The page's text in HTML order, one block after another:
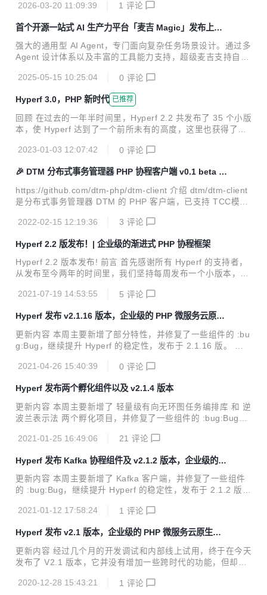
但当它进入企业，真正的麻烦才开始：数据散落在员工个人账
风险动作也没有守门机制。 超级麦吉，就是企业级的 OpenCl
aw。它要解决的不是「养一只 AI 助理」，而是「养一支 AI
军队」——在企业内部的网络、权限与合规体系下，给每一位
员工配备安全可控的全自主 Agentic 能力。 今天，超级麦吉
3.0 正式开源。 一个平台，覆...
2026-03-20 11:09:39 1 评论
首个开源一站式 AI 生产力平台「麦吉 Magic」发布上
线！
强大的通用型 AI Agent，专门面向复杂任务场景设计。通过多
Agent 设计体系以及丰富的工具能力支持，超级麦吉支持自主
力。
2025-05-15 10:25:04 0 评论
Hyperf 3.0，PHP 新时代 已推荐
回顾 在过去的一年半时间里，Hyperf 2.2 共发布了 35 个小版
本，使 Hyperf 达到了一个前所未有的高度，这里也获得了一
也得到了显著提升，分别获得了 4.9k 和 791 个 star，整体关
每天都有约 1300次的安装，这也表明了 Hyperf 已经广泛应
用于相关行业中并支撑了大量的系统运行。 Hyperf 组织下的
有效 repo 更是达到了约 140个（去除掉 Archive 项目后），
2023-01-03 12:07:42 0 评论
🎉 DTM 分布式事务管理器 PHP 协程客户端 v0.1 beta 版
本发布！！！
https://github.com/dtm-php/dtm-client 介绍 dtm/dtm-client
是分布式事务管理器 DTM 的 PHP 客户端，已支持 TCC模
了与 DTM Server 以 HTTP 协议或 gRPC 协议通讯，该客户
yperf 做了更加易用的功能支持。 关于 DTM DTM 是一款基
于 Go 语言实现的开源分布式事务管理器，提供跨语言，跨存
储引擎组合事务的强大功能。DTM 优雅的解决了幂等、空补
2022-02-15 12:19:36 3 评论
Hyperf 2.2 版发布！| 企业级的渐进式 PHP 协程框架
Hyperf 2.2 版本发布! 前言 首先感谢所有 Hyperf 的支持者，
从发布至今两年的时间里，我们坚持每周发布一个小版本，截
用户坚持和负责任精神最直接的一种方式，我们用行动来说明
护。 同时我们也很荣幸看到越来越多的公司选择了 Hyperf 作
为公司项目的框架来使用，并反哺了很多的 Pull Request 和
Bugfixs 给 Hyperf，当前 Hyperf 的 Contributors 已超 200
人，感谢大家一起共造了生态的繁荣，我们必定不负众望！...
2021-07-19 14:53:55 5 评论
Hyperf 发布 v2.1.16 版本，企业级的 PHP 微服务云原生
协程框架
更新内容 本周主要新增了部分特性，并修复了一些组件的 :bu
g:Bug，继续提升 Hyperf 的稳定性，发布于 2.1.16 版。 建
f/*" -o 直接访问 官网 hyperf.io 或 文档 hyperf.wiki 查看更新
#3513 修复 Nats 因为 Socket 超时时间小于最大闲置时间，
导致连接意外关闭的问题。 #3520 修复 @Inject 无法作用于
嵌套 Trait 的问题。 新增 #3514 新增方法 Hyperf\Htt...
2021-04-26 15:40:39 0 评论
Hyperf 发布两个孵化组件以及 v2.1.4 版本
更新内容 本周主要新增了 轻量级有向无环图任务编排库 和 逆
波兰表示法 两个孵化项目，并修复了一些组件的 :bug:Bug，
以下命令更新此版本。 composer update "hyperf/*" -o 直接
3165 修复方法 Hyperf\Database\Schema\MySqlBuilder::ge
tColumnListing 在 MySQL 8.0 版本中无法正常使用的问题。
#3174 修复 hyperf/database...
2021-01-25 16:49:06 21 评论
Hyperf 发布 Kafka 协程组件及 v2.1.2 版本，企业级的 P
HP 微服务云原生协程框架
更新内容 本周主要新增了 Kafka 客户端，并修复了一些组件
的 :bug:Bug，继续提升 Hyperf 的稳定性，发布于 2.1.2 版。
erf/*" -o 直接访问 官网 hyperf.io 或 文档 hyperf.wiki 查看更
一个开源流处理平台，由 Scala 和 Java 编写。该项目的目标
是为处理实时数据提供一个统一、高吞吐、低延迟的平台。其
持久化层本质上是一个 "按照分布式事务日志架构的大规模发
2021-01-12 17:58:24 1 评论
Hyperf 发布 v2.1 版本，企业级的 PHP 微服务云原生协
程框架
更新内容 经过几个月的开发调试和内部线上试用，终于在今天
发布了 V2.1 版本，它并没有增加一些跨时代的功能，但却是
件的依赖版本，提升了最低PHP版本(>=7.3)，并增加了对 Sw
2020-12-28 15:43:21 1 评论